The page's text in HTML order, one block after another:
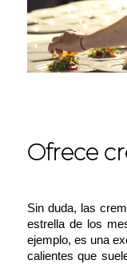
Ofrece
Sin duda, las
estrella de los
ejemplo, es una
calientes que